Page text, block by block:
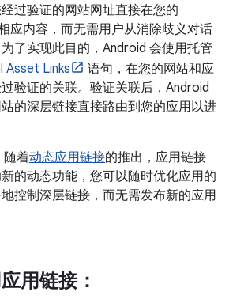
过验证的网站网址直接在您的
应内容，而无需用户从消除歧义对话
了实现此目的，Android 会使用托管
Asset Links
语句，在您的网站和应
验证的关联。验证关联后，Android
的深层链接直接路由到您的应用以进
随着动态应用链接的推出，应用链接
的动态功能，您可以随时优化应用的
控制深层链接，而无需发布新的应用
用链接：